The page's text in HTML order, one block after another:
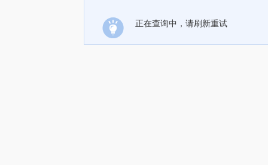
正在查询中，请刷新重试